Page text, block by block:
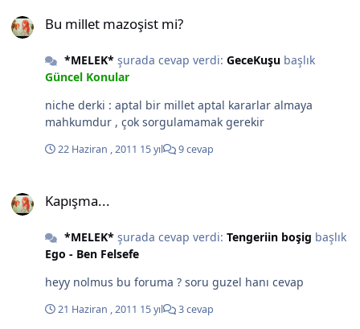
Bu millet mazoşist mi?
*MELEK*şurada cevap verdi: GeceKuşubaşlık
Güncel Konular
niche derki : aptal bir millet aptal kararlar almaya
mahkumdur , çok sorgulamamak gerekir
22 Haziran , 2011 15 yıl 9 cevap
Kapışma...
*MELEK*şurada cevap verdi: Tengeriin boşig başlık
Ego - Ben Felsefe
heyy nolmus bu foruma ? soru guzel hanı cevap
21 Haziran , 2011 15 yıl 3 cevap